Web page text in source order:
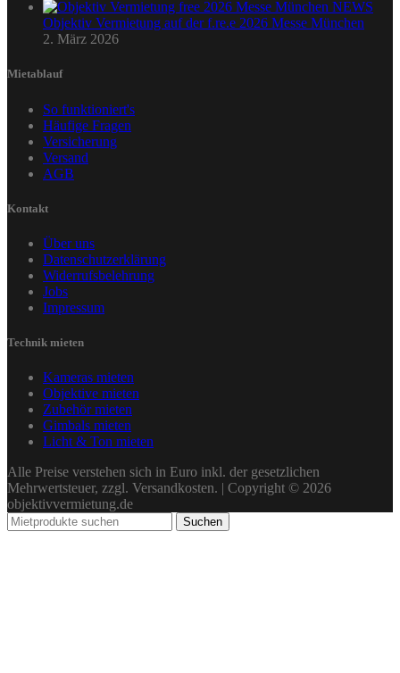
Objektiv Vermietung auf der f.re.e 2026 Messe München
2. März 2026
Mietablauf
So funktioniert's
Häufige Fragen
Versicherung
Versand
AGB
Kontakt
Über uns
Datenschutzerklärung
Widerrufsbelehrung
Jobs
Impressum
Technik mieten
Kameras mieten
Objektive mieten
Zubehör mieten
Gimbals mieten
Licht & Ton mieten
Alle Preise verstehen sich in Euro inkl. der gesetzlichen
Mehrwertsteuer, zzgl. Versandkosten. | Copyright © 2026
objektivvermietung.de
Suchen